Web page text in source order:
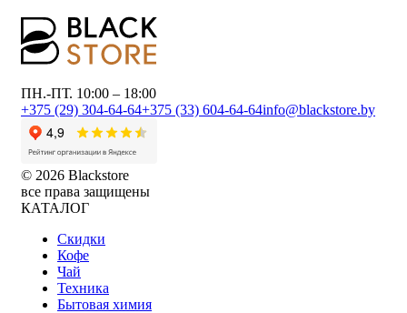
ПН.-ПТ. 10:00 – 18:00
+375 (29) 304-64-64+375 (33) 604-64-64info@blackstore.by
© 2026 Blackstore
все права защищены
КАТАЛОГ
Скидки
Кофе
Чай
Техника
Бытовая химия